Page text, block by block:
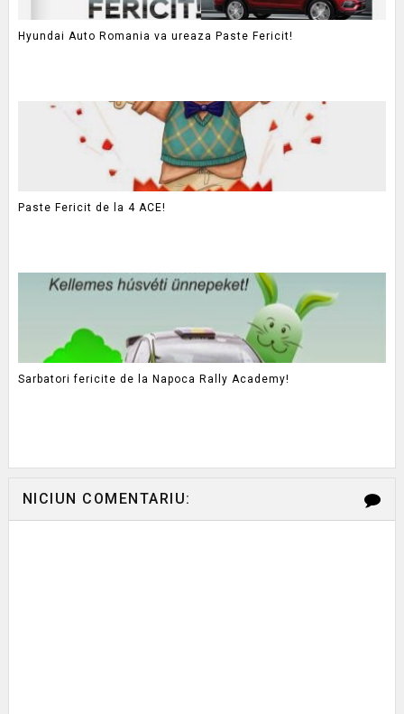
Hyundai Auto Romania va ureaza Paste Fericit!
Paste Fericit de la 4 ACE!
Sarbatori fericite de la Napoca Rally Academy!
NICIUN COMENTARIU: